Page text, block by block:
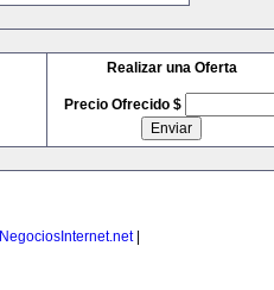
Realizar una Oferta
Precio Ofrecido $
NegociosInternet.net|